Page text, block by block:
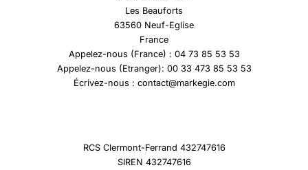
Les Beauforts
63560 Neuf-Eglise
France
Appelez-nous (France) : 04 73 85 53 53
Appelez-nous (Etranger): 00 33 473 85 53 53
Écrivez-nous : contact@markegie.com
RCS Clermont-Ferrand 432747616
SIREN 432747616